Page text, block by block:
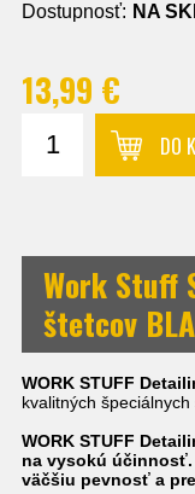
Dostupnosť: NA
13,99 €
DO
Work Stuff
štetcov
WORK STUFF
kvalitných
WORK STUFF
na vysokú
väčšiu pevnosť a